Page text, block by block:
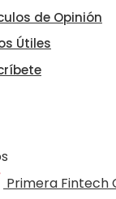
de Opinión
Útiles
Primera Fintech